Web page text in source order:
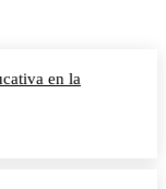
en la